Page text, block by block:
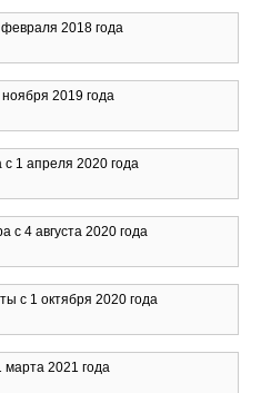
2018 года
2019 года
1 апреля 2020 года
с 4 августа 2020 года
с 1 октября 2020 года
марта 2021 года